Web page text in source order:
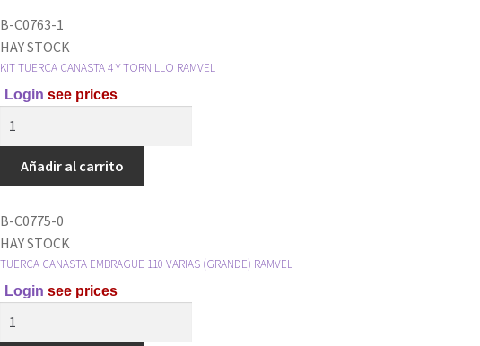
B-C0763-1
HAY STOCK
KIT TUERCA CANASTA 4 Y TORNILLO RAMVEL
Login see prices
CANASTA
4
TORNILLO
RAMVEL
cantidad
Añadir al carrito
B-C0775-0
HAY STOCK
TUERCA CANASTA EMBRAGUE 110 VARIAS (GRANDE) RAMVEL
Login see prices